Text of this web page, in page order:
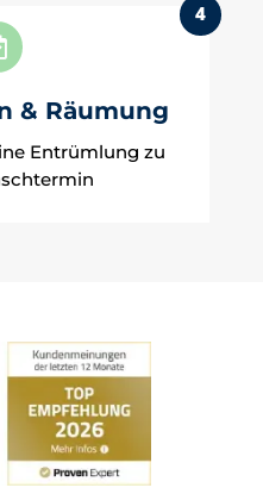
& Räumung
4
Entrümlung zu